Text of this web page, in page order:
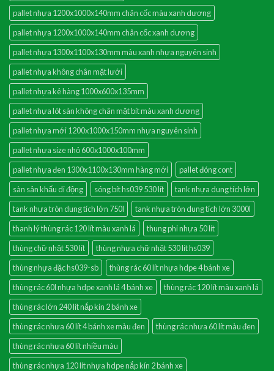
pallet nhựa 1200x1000x140mm chân cốc màu xanh dương
pallet nhựa 1200x1000x140mm chân cốc xanh dương
pallet nhựa 1300x1100x130mm màu xanh nhựa nguyên sinh
pallet nhựa không chân mặt lưới
pallet nhựa kê hàng 1000x600x135mm
pallet nhựa lót sàn không chân mặt bít màu xanh dương
pallet nhựa mới 1200x1000x150mm nhựa nguyên sinh
pallet nhựa size nhỏ 600x1000x100mm
pallet nhựa đen 1300x1100x130mm hàng mới
pallet đóng cont
sàn sân khấu di động
sóng bít hs039 530 lít
tank nhựa dung tích lớn
tank nhựa tròn dung tích lớn 750l
tank nhựa tròn dung tích lớn 3000l
thanh lý thùng rác 120 lít màu xanh lá
thung phi nhựa 50 lít
thùng chữ nhật 530 lít
thùng nhựa chữ nhật 530 lít hs039
thùng nhựa đặc hs039-sb
thùng rác 60 lít nhựa hdpe 4 bánh xe
thùng rác 60l nhựa hdpe xanh lá 4 bánh xe
thùng rác 120 lít màu xanh lá
thùng rác lớn 240 lít nắp kín 2 bánh xe
thùng rác nhưa 60 lít 4 bánh xe màu đen
thùng rác nhưa 60 lít màu đen
thùng rác nhựa 60 lít nhiều màu
thùng rác nhựa 120 lít nhựa hdpe nắp kín 2 bánh xe